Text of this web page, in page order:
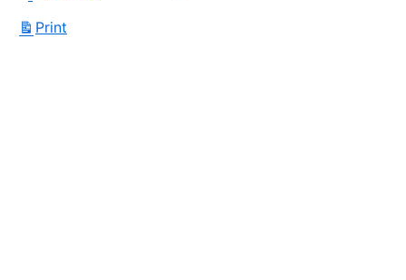
Print